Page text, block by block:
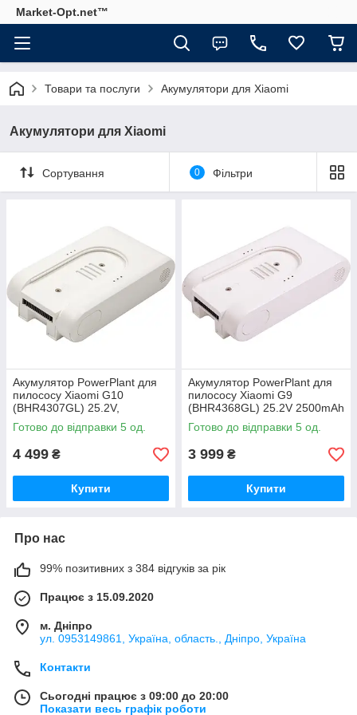
Market-Opt.net™
Товари та послуги Акумулятори для Xiaomi
Акумулятори для Xiaomi
Сортування 0 Фільтри
Акумулятор PowerPlant для
пилососу Xiaomi G10
(BHR4307GL) 25.2V,
2500mAh
Готово до відправки 5 од.
4 499 ₴
Купити
Акумулятор PowerPlant для
пилососу Xiaomi G9
(BHR4368GL) 25.2V 2500mAh
Готово до відправки 5 од.
3 999 ₴
Купити
Про нас
99% позитивних з 384 відгуків за рік
Працює з 15.09.2020
м. Дніпро
ул. 0953149861, Україна, область., Дніпро, Україна
Контакти
Сьогодні працює з 09:00 до 20:00
Показати весь графік роботи